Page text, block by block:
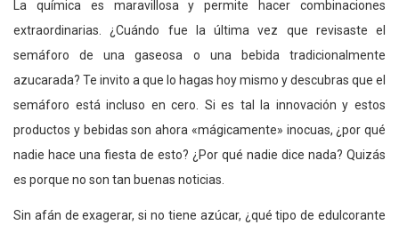
La química es maravillosa y permite hacer combinaciones
extraordinarias. ¿Cuándo fue la última vez que revisaste el
semáforo de una gaseosa o una bebida tradicionalmente
azucarada? Te invito a que lo hagas hoy mismo y descubras que el
semáforo está incluso en cero. Si es tal la innovación y estos
productos y bebidas son ahora «mágicamente» inocuas, ¿por qué
nadie hace una fiesta de esto? ¿Por qué nadie dice nada? Quizás
es porque no son tan buenas noticias.
Sin afán de exagerar, si no tiene azúcar, ¿qué tipo de edulcorante